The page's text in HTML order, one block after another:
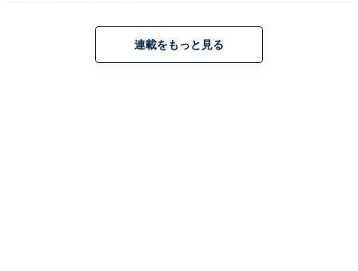
Threadsの残念なポイント（2）複数アカウントの
連載をもっと見る